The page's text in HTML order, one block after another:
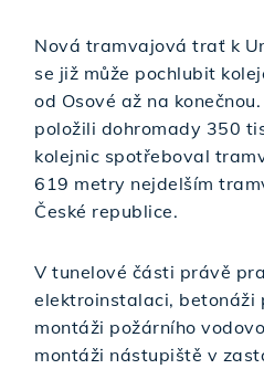
Nová tramvajová trať k
se již může pochlubit
od Osové až na
položili dohromady 350
kolejnic spotřeboval
619 metry nejdelším
České republice.
V tunelové části právě
elektroinstalaci, betonáži
montáži požárního
montáži nástupiště v